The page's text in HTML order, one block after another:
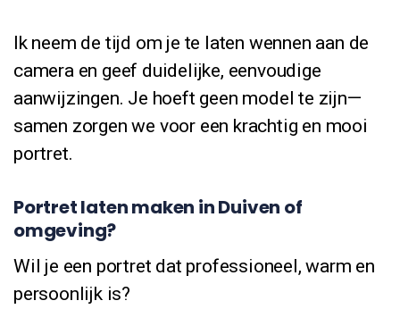
Ik neem de tijd om je te laten wennen aan de
camera en geef duidelijke, eenvoudige
aanwijzingen. Je hoeft geen model te zijn—
samen zorgen we voor een krachtig en mooi
portret.
Portret laten maken in Duiven of
omgeving?
Wil je een portret dat professioneel, warm en
persoonlijk is?